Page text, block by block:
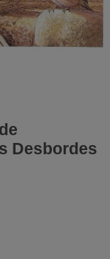
Desbordes